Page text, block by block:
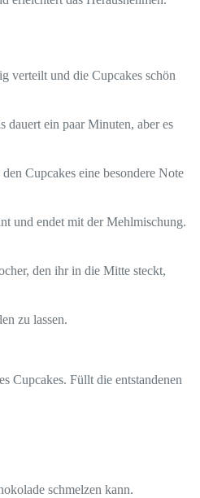
verteilt und die Cupcakes schön
dauert ein paar Minuten, aber es
Cupcakes eine besondere Note
und endet mit der Mehlmischung.
den ihr in die Mitte steckt,
zu lassen.
Cupcakes. Füllt die entstandenen
schmelzen kann.